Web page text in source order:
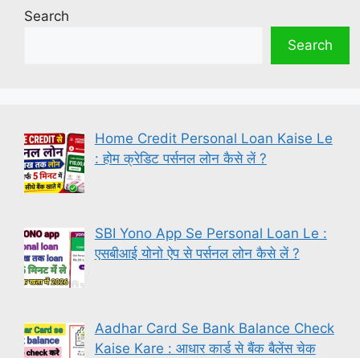
Search
Search
Home Credit Personal Loan Kaise Le
: होम क्रेडिट पर्सनल लोन कैसे लें ?
SBI Yono App Se Personal Loan Le :
एसबीआई योनो ऐप से पर्सनल लोन कैसे लें ?
Aadhar Card Se Bank Balance Check
Kaise Kare : आधार कार्ड से बैंक बैलेंस चेक